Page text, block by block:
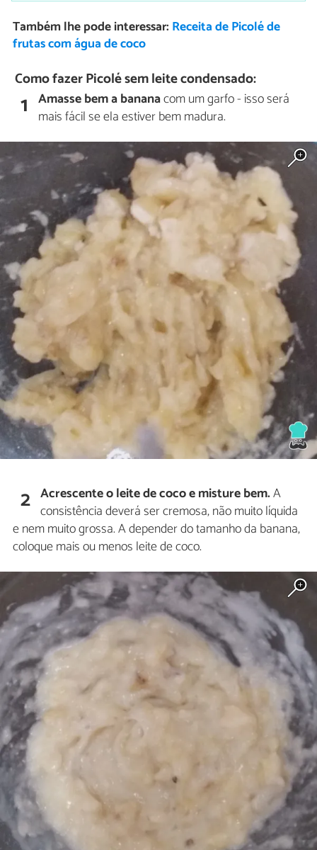
Também lhe pode interessar: Receita de Picolé de
frutas com água de coco
Como fazer Picolé sem leite condensado:
1 Amasse bem a bananacom um garfo - isso será
mais fácil se ela estiver bem madura.
2 Acrescente o leite de coco e misture bem.A
consistência deverá ser cremosa, não muito líquida
e nem muito grossa. A depender do tamanho da banana,
coloque mais ou menos leite de coco.